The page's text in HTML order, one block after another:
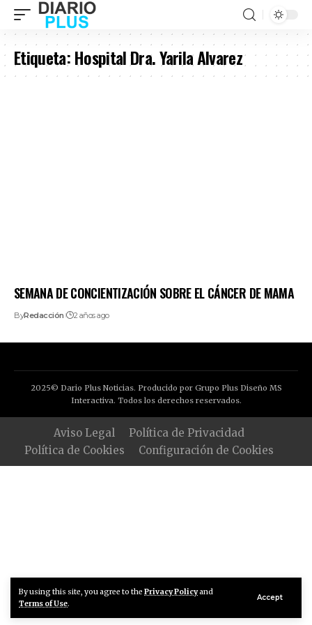
By using this site, you agree to the Privacy Policyand
Terms of Use.
Accept
Etiqueta:Hospital Dra. Yarila Alvarez
SEMANA DE CONCIENTIZACIÓN SOBRE EL CÁNCER DE MAMA
ByRedacción 2 años ago
2025© Dario Plus Noticias. Producido por Grupo Plus Diseño MS
Interactiva. Todos los derechos reservados.
Aviso Legal
Política de Privacidad
Política de Cookies
Configuración de Cookies